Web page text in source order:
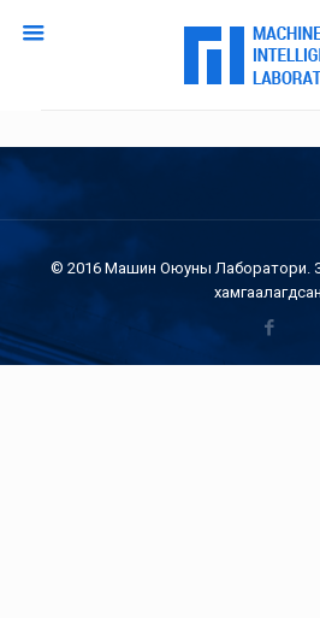
© 2016 Машин Оюуны Лаборатори.
хамгаалагдсан.